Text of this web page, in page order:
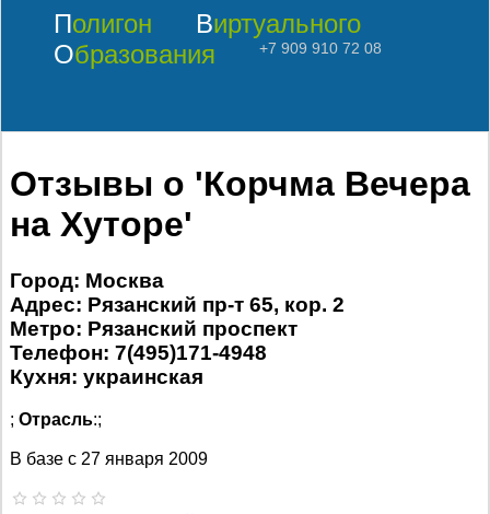
Полигон
Виртуального
Образования
+7 909 910 72 08
Отзывы о 'Корчма Вечера
на Хуторе'
Город: Москва
Адрес: Рязанский пр-т 65, кор. 2
Метро: Рязанский проспект
Телефон: 7(495)171-4948
Кухня: украинская
; Отрасль:;
В базе с 27 января 2009